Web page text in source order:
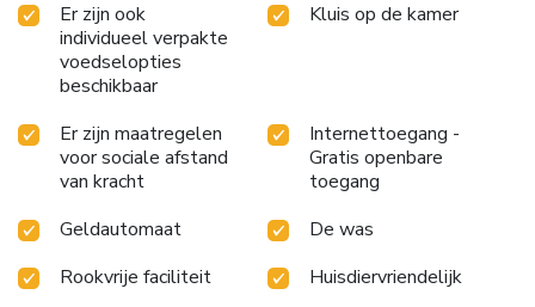
Er zijn ook
individueel verpakte
voedselopties
beschikbaar
Kluis op de kamer
Er zijn maatregelen
voor sociale afstand
van kracht
Internettoegang -
Gratis openbare
toegang
Geldautomaat
De was
Rookvrije faciliteit
Huisdiervriendelijk